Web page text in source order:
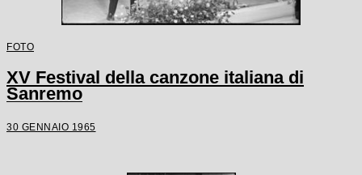
FOTO
XV Festival della canzone italiana di
Sanremo
30 GENNAIO 1965